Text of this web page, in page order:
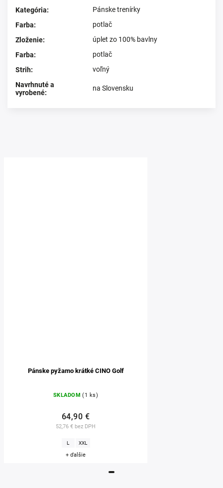
Kategória:
Pánske trenírky
Farba:
potlač
Zloženie:
úplet zo 100% bavlny
Farba:
potlač
Strih:
voľný
Navrhnuté a
vyrobené:
na Slovensku
Pánske pyžamo krátké CINO Golf
SKLADOM (1 ks)
52,76 € bez DPH
64,90 €
L XXL
+ ďalšie